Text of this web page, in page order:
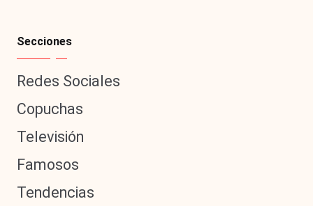
Secciones
Redes Sociales
Copuchas
Televisión
Famosos
Tendencias